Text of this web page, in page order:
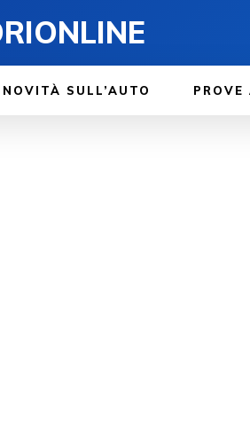
NOVITÀ SULL’AUTO PROVE